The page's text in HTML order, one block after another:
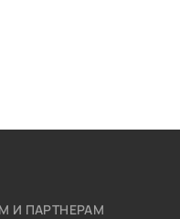
И ПАРТНЕРАМ